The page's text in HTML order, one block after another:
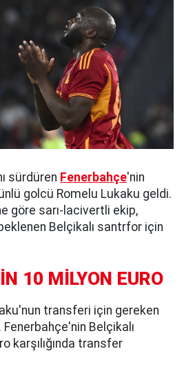
sürdüren Fenerbahçe'nin
golcü Romelu Lukaku geldi.
göre sarı-lacivertli ekip,
Belçikalı santrfor için
10 MİLYON EURO
transferi için gereken
Belçikalı
karşılığında transfer